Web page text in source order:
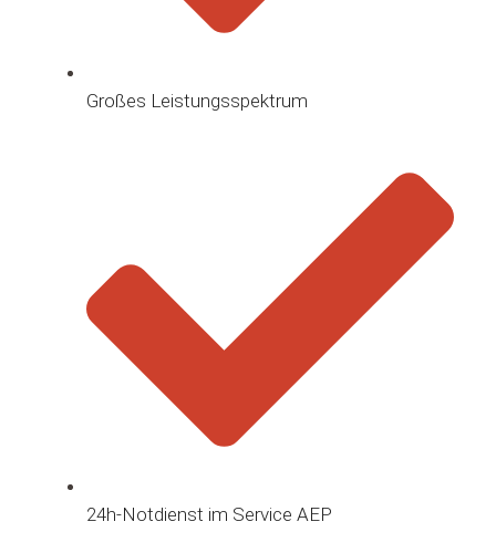
Großes Leistungsspektrum
24h-Notdienst im Service AEP